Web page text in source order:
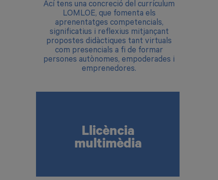
Ací tens una concreció del currículum
LOMLOE, que fomenta els
aprenentatges competencials,
significatius i reflexius mitjançant
propostes didàctiques tant virtuals
com presencials a fi de formar
persones autònomes, empoderades i
emprenedores.
Llicència
multimèdia
Lectures, vídeos, àudios actuals i
generadors d’idees i activitats
interactives per a la pràctica